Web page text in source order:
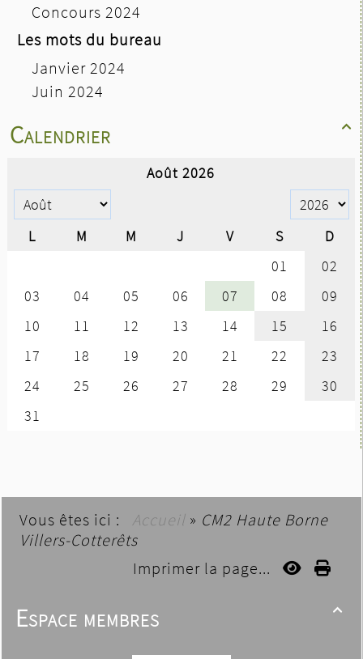
Concours 2024
Les mots du bureau
Janvier 2024
Juin 2024

Calendrier
Vous êtes ici : Accueil » CM2 Haute Borne
Villers-Cotterêts
Imprimer la page...

Espace membres